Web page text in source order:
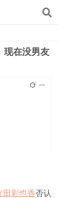
现在没男友
田彩也香否认